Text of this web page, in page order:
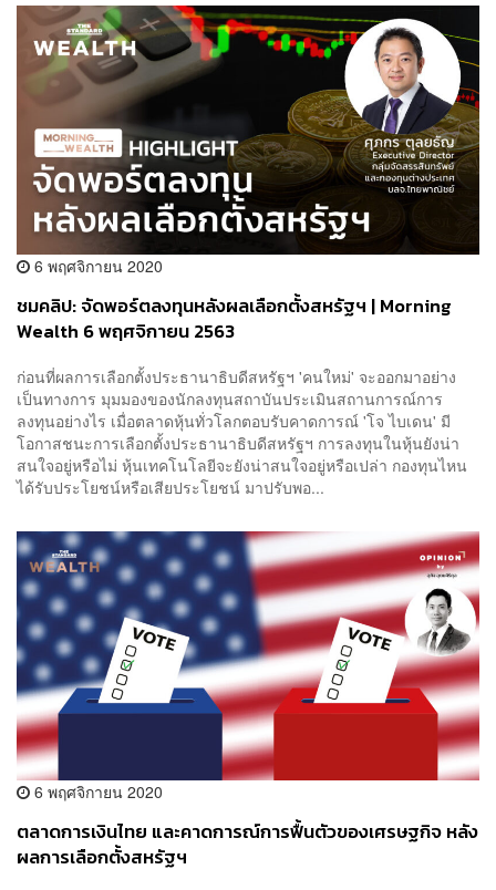
6 พฤศจิกายน 2020
ชมคลิป: จัดพอร์ตลงทุนหลังผลเลือกตั้งสหรัฐฯ | Morning
Wealth 6 พฤศจิกายน 2563
ก่อนที่ผลการเลือกตั้งประธานาธิบดีสหรัฐฯ 'คนใหม่' จะออกมาอย่าง
เป็นทางการ มุมมองของนักลงทุนสถาบันประเมินสถานการณ์การ
ลงทุนอย่างไร เมื่อตลาดหุ้นทั่วโลกตอบรับคาดการณ์ 'โจ ไบเดน' มี
โอกาสชนะการเลือกตั้งประธานาธิบดีสหรัฐฯ การลงทุนในหุ้นยังน่า
สนใจอยู่หรือไม่ หุ้นเทคโนโลยีจะยังน่าสนใจอยู่หรือเปล่า กองทุนไหน
ได้รับประโยชน์หรือเสียประโยชน์ มาปรับพอ...
6 พฤศจิกายน 2020
ตลาดการเงินไทย และคาดการณ์การฟื้นตัวของเศรษฐกิจ หลัง
ผลการเลือกตั้งสหรัฐฯ